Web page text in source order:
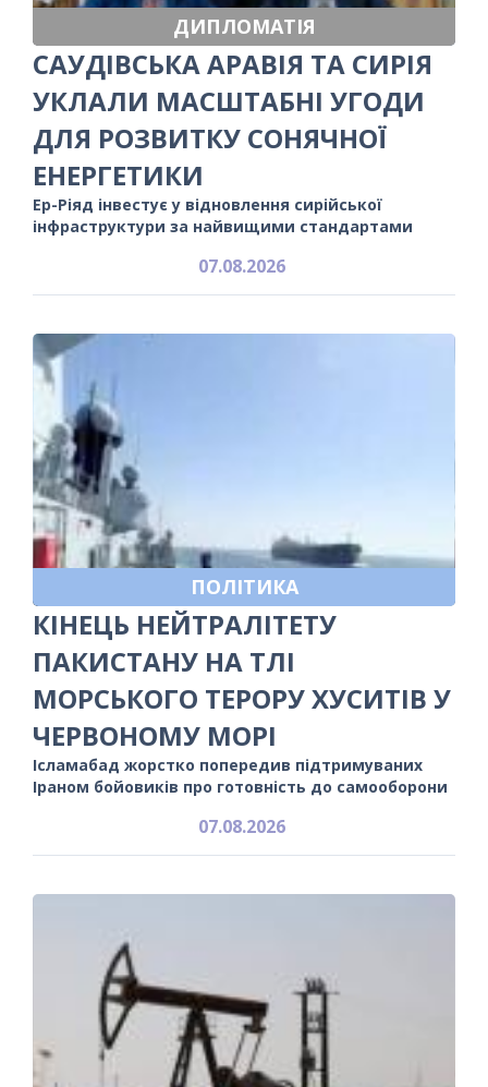
ДИПЛОМАТІЯ
САУДІВСЬКА АРАВІЯ ТА СИРІЯ
УКЛАЛИ МАСШТАБНІ УГОДИ
ДЛЯ РОЗВИТКУ СОНЯЧНОЇ
ЕНЕРГЕТИКИ
Ер-Ріяд інвестує у відновлення сирійської
інфраструктури за найвищими стандартами
07.08.2026
ПОЛІТИКА
КІНЕЦЬ НЕЙТРАЛІТЕТУ
ПАКИСТАНУ НА ТЛІ
МОРСЬКОГО ТЕРОРУ ХУСИТІВ У
ЧЕРВОНОМУ МОРІ
Ісламабад жорстко попередив підтримуваних
Іраном бойовиків про готовність до самооборони
07.08.2026